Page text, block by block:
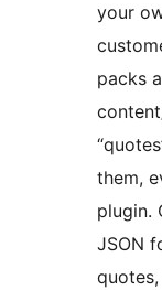
your
packs
them,
plugin.
JSON